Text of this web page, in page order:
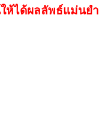
ห้ได้ผลลัพธ์แม่นยำ